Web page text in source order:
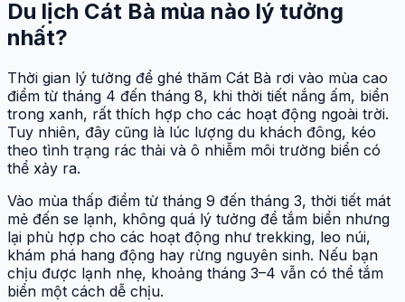
Du lịch Cát Bà mùa nào lý tưởng
nhất?
Thời gian lý tưởng để ghé thăm Cát Bà rơi vào mùa cao
điểm từ tháng 4 đến tháng 8, khi thời tiết nắng ấm, biển
trong xanh, rất thích hợp cho các hoạt động ngoài trời.
Tuy nhiên, đây cũng là lúc lượng du khách đông, kéo
theo tình trạng rác thải và ô nhiễm môi trường biển có
thể xảy ra.
Vào mùa thấp điểm từ tháng 9 đến tháng 3, thời tiết mát
mẻ đến se lạnh, không quá lý tưởng để tắm biển nhưng
lại phù hợp cho các hoạt động như trekking, leo núi,
khám phá hang động hay rừng nguyên sinh. Nếu bạn
chịu được lạnh nhẹ, khoảng tháng 3–4 vẫn có thể tắm
biển một cách dễ chịu.